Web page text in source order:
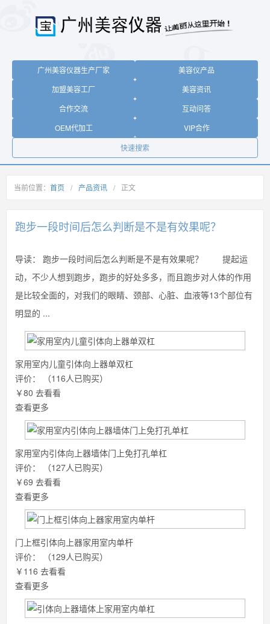
广州美容仪器生产厂家
美容仪产品
加盟美容工厂
美容资讯
合作交流
互动问答
OEM代加工
VIP合作
快速搜索
当前位置： 首页 / 产品资讯 / 正文
跑步一段时间后怎么判断是不是有效果呢？
导读：
跑步一段时间后怎么判断是不是有效果呢？ 提起运
动，不少人想到跑步，跑步的好处多多，而且跑步对人体的作用
是比较全面的，对我们的眼睛、颈部、心脏、血液等13个部位有
明显的 ...
家用室内儿童引体向上器单双杠
评价：
（116人已购买）
￥80 去看看
查看更多
家用室内引体向上器墙体门上免打孔单杠
评价：
（127人已购买）
￥69 去看看
查看更多
门上框引体向上器家用室内单杆
评价：
（129人已购买）
￥116 去看看
查看更多